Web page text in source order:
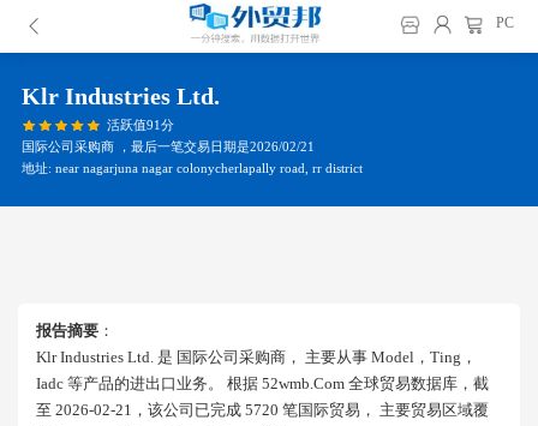
PC
Klr Industries Ltd.
活跃值91分
国际公司采购商 ，最后一笔交易日期是2026/02/21
地址: near nagarjuna nagar colonycherlapally road, rr district
报告摘要 ：
Klr Industries Ltd. 是 国际公司采购商， 主要从事 Model，ting，
Iadc 等产品的进出口业务。 根据 52wmb.com 全球贸易数据库，截
至 2026-02-21，该公司已完成 5720 笔国际贸易， 主要贸易区域覆